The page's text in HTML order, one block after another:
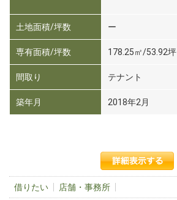
土地面積/坪数 ー
専有面積/坪数 178.25㎡/53.92坪
間取り テナント
築年月 2018年2月
借りたい 店舗・事務所